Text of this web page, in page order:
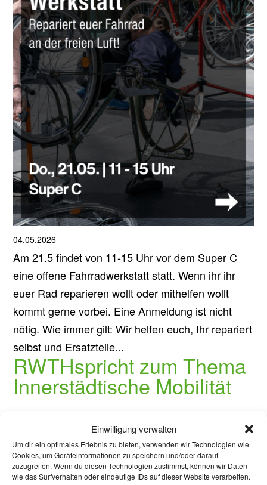
Einwilligung verwalten
Um dir ein optimales Erlebnis zu bieten, verwenden wir Technologien wie
Cookies, um Geräteinformationen zu speichern und/oder darauf
zuzugreifen. Wenn du diesen Technologien zustimmst, können wir Daten
wie das Surfverhalten oder eindeutige IDs auf dieser Website verarbeiten.
04.05.2026
Am 21.5 findet von 11-15 Uhr vor dem Super C
eine offene Fahrradwerkstatt statt. Wenn ihr ihr
euer Rad reparieren wollt oder mithelfen wollt
kommt gerne vorbei. Eine Anmeldung ist nicht
nötig. Wie immer gilt: Wir helfen euch, Ihr repariert
selbst und Ersatzteile...
RWTHspricht zum Thema
Innerstädtische Mobilität
Am 30.09. starten wir wieder das Format
RWTHspricht. An Politik und politischen Themen
interessierte Studis bekommen hier die